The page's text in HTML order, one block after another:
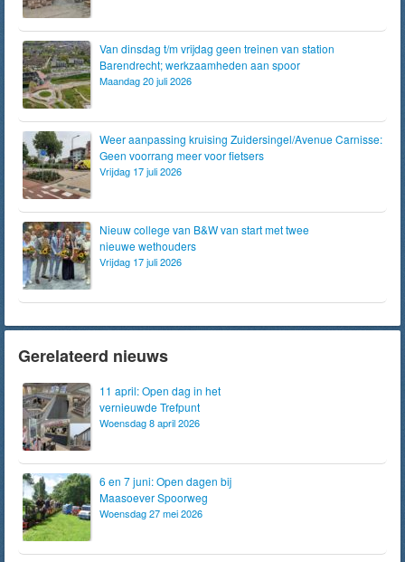
Van dinsdag t/m vrijdag geen treinen van station
Barendrecht; werkzaamheden aan spoor
Maandag 20 juli 2026
Weer aanpassing kruising Zuidersingel/Avenue Carnisse:
Geen voorrang meer voor fietsers
Vrijdag 17 juli 2026
Nieuw college van B&W van start met twee
nieuwe wethouders
Vrijdag 17 juli 2026
Gerelateerd nieuws
11 april: Open dag in het
vernieuwde Trefpunt
Woensdag 8 april 2026
6 en 7 juni: Open dagen bij
Maasoever Spoorweg
Woensdag 27 mei 2026